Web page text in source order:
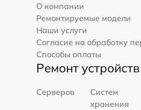
О компании
Ремонтируемые модели
Наши услуги
Согласие на обработку
Способы оплаты
Ремонт устройств
Серверов
Систем
хранения